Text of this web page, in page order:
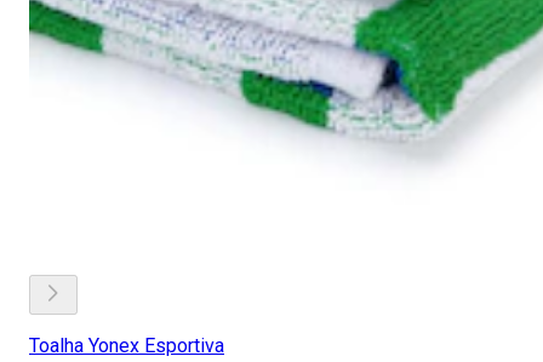
Toalha Yonex Esportiva